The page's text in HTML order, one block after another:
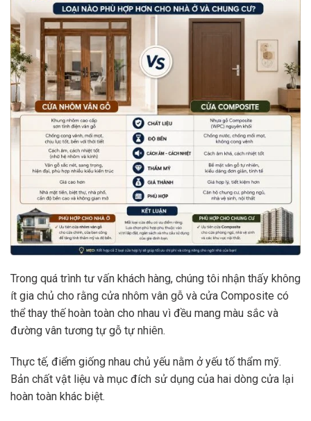
Trong quá trình tư vấn khách hàng, chúng tôi nhận thấy không
ít gia chủ cho rằng cửa nhôm vân gỗ và cửa Composite có
thể thay thế hoàn toàn cho nhau vì đều mang màu sắc và
đường vân tương tự gỗ tự nhiên.
Thực tế, điểm giống nhau chủ yếu nằm ở yếu tố thẩm mỹ.
Bản chất vật liệu và mục đích sử dụng của hai dòng cửa lại
hoàn toàn khác biệt.